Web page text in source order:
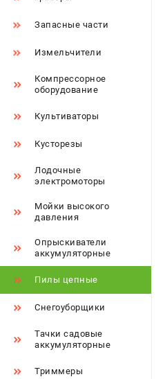
Запасные части
Измельчители
Компрессорное
оборудование
Культиваторы
Кусторезы
Лодочные
электромоторы
Мойки высокого
давления
Опрыскиватели
аккумуляторные
Пилы цепные
Снегоуборщики
Тачки садовые
аккумуляторные
Триммеры